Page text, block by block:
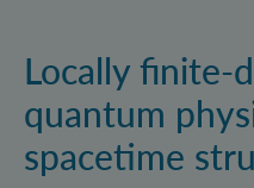
Locally finite-
quantum
spacetime